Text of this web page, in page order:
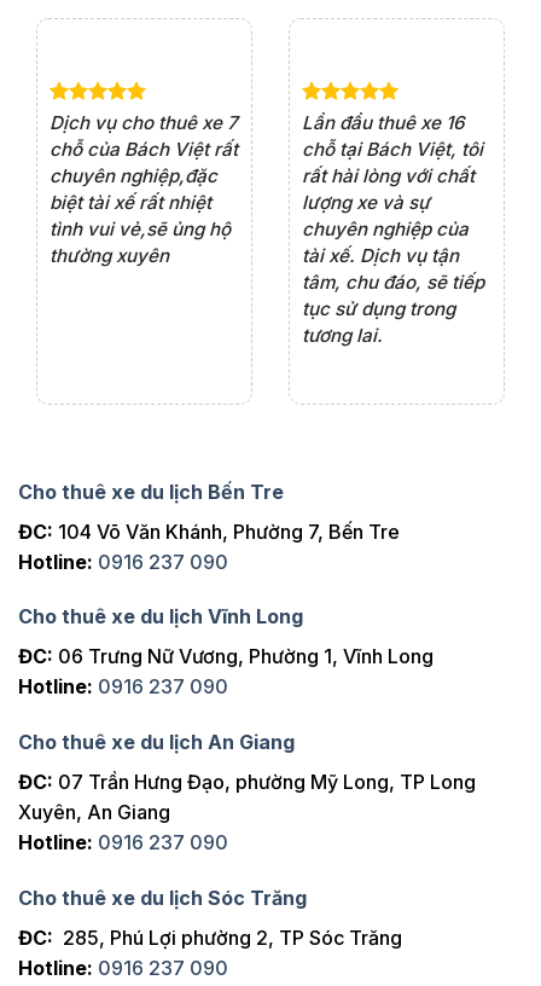
Dịch vụ cho thuê xe 7
chỗ của Bách Việt rất
chuyên nghiệp,đặc
biệt tài xế rất nhiệt
tình vui vẻ,sẽ ủng hộ
thường xuyên
Lần đầu thuê xe 16
chỗ tại Bách Việt, tôi
rất hài lòng với chất
lượng xe và sự
chuyên nghiệp của
tài xế. Dịch vụ tận
tâm, chu đáo, sẽ tiếp
tục sử dụng trong
tương lai.
Cho thuê xe du lịch Bến Tre
ĐC: 104 Võ Văn Khánh, Phường 7, Bến Tre
Hotline: 0916 237 090
Cho thuê xe du lịch Vĩnh Long
ĐC: 06 Trưng Nữ Vương, Phường 1, Vĩnh Long
Hotline: 0916 237 090
Cho thuê xe du lịch An Giang
ĐC: 07 Trần Hưng Đạo, phường Mỹ Long, TP Long
Xuyên, An Giang
Hotline: 0916 237 090
Cho thuê xe du lịch Sóc Trăng
ĐC: 285, Phú Lợi phường 2, TP Sóc Trăng
Hotline: 0916 237 090